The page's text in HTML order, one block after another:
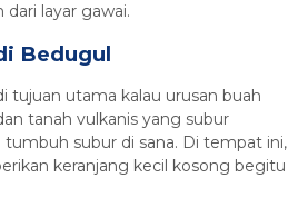
layar gawai.
Bedugul
tujuan utama kalau urusan buah
tanah vulkanis yang subur
subur di sana. Di tempat ini,
keranjang kecil kosong begitu